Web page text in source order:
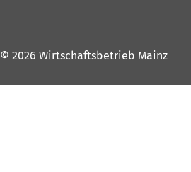
© 2026 Wirtschaftsbetrieb Mainz